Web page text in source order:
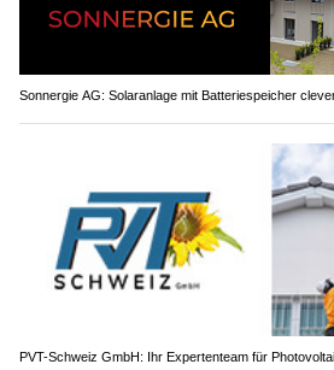
Sonnergie AG: Solaranlage mit Batteriespeicher
PVT-Schweiz GmbH: Ihr Expertenteam für